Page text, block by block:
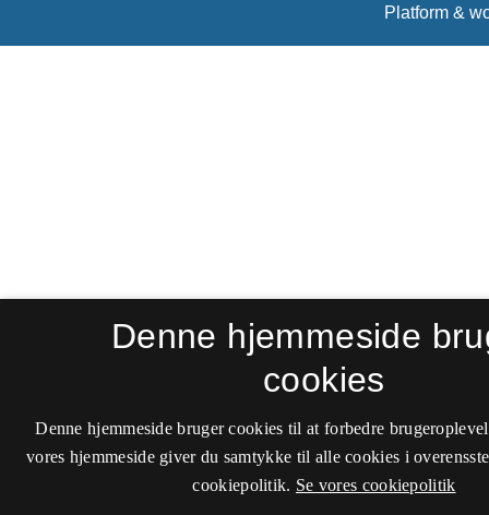
Denne hjemmeside
cookies
Denne hjemmeside bruger cookies til at forbedre
vores hjemmeside giver du samtykke til alle cookies i
cookiepolitik. Se vores cookiepolitik